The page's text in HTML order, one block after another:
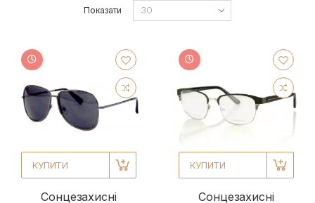
Показати
КУПИТИ
Сонцезахисні
КУПИТИ
Сонцезахисні